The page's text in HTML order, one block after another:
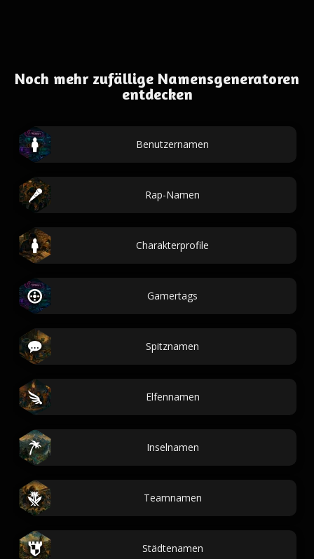
Noch mehr zufällige Namensgeneratoren
entdecken
Benutzernamen
Rap-Namen
Charakterprofile
Gamertags
Spitznamen
Elfennamen
Inselnamen
Teamnamen
Städtenamen